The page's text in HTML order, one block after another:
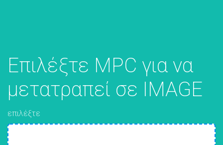
Επιλέξτε MPC για να
μετατραπεί σε IMAGE
επιλέξτε